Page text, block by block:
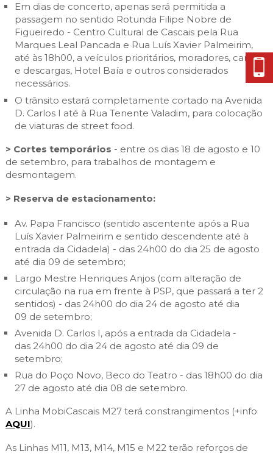
Em dias de concerto, apenas será permitida a
passagem no sentido Rotunda Filipe Nobre de
Figueiredo - Centro Cultural de Cascais pela Rua
Marques Leal Pancada e Rua Luís Xavier Palmeirim,
até às 18h00, a veículos prioritários, moradores, cargas
e descargas, Hotel Baía e outros considerados
necessários.
O trânsito estará completamente cortado na Avenida
D. Carlos I até à Rua Tenente Valadim, para colocação
de viaturas de street food.
> Cortes temporários - entre os dias 18 de agosto e 10
de setembro, para trabalhos de montagem e
desmontagem.
> Reserva de estacionamento:
Av. Papa Francisco (sentido ascentente após a Rua
Luís Xavier Palmeirim e sentido descendente até à
entrada da Cidadela) - das 24h00 do dia 25 de agosto
até dia 09 de setembro;
Largo Mestre Henriques Anjos (com alteração de
circulação na rua em frente à PSP, que passará a ter 2
sentidos) - das 24h00 do dia 24 de agosto até dia
09 de setembro;
Avenida D. Carlos I, após a entrada da Cidadela -
das 24h00 do dia 24 de agosto até dia 09 de
setembro;
Rua do Poço Novo, Beco do Teatro - das 18h00 do dia
27 de agosto até dia 08 de setembro.
A Linha MobiCascais M27 terá constrangimentos (+info
AQUI).
As Linhas M11, M13, M14, M15 e M22 terão reforços de